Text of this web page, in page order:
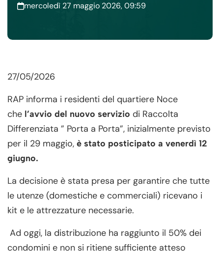
mercoledì 27 maggio 2026, 09:59
27/05/2026
RAP informa i residenti del quartiere Noce
che l’avvio del nuovo servizio di Raccolta
Differenziata ” Porta a Porta”, inizialmente previsto
per il 29 maggio, è stato posticipato a venerdì 12
giugno.
La decisione è stata presa per garantire che tutte
le utenze (domestiche e commerciali) ricevano i
kit e le attrezzature necessarie.
Ad oggi, la distribuzione ha raggiunto il 50% dei
condomini e non si ritiene sufficiente atteso